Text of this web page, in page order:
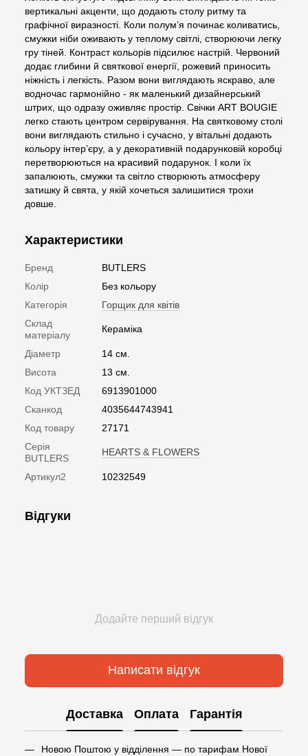
вертикальні акценти, що додають столу ритму та
графічної виразності. Коли полум’я починає коливатись,
смужки ніби оживають у теплому світлі, створюючи легку
гру тіней. Контраст кольорів підсилює настрій. Червоний
додає глибини й святкової енергії, рожевий приносить
ніжність і легкість. Разом вони виглядають яскраво, але
водночас гармонійно - як маленький дизайнерський
штрих, що одразу оживляє простір. Свічки ART BOUGIE
легко стають центром сервірування. На святковому столі
вони виглядають стильно і сучасно, у вітальні додають
кольору інтер’єру, а у декоративній подарунковій коробці
перетворюються на красивий подарунок. І коли їх
запалюють, смужки та світло створюють атмосферу
затишку й свята, у якій хочеться залишитися трохи
довше.
Характеристики
Бренд
BUTLERS
Колір
Без кольору
Категорія
Горщик для квітів
Склад
матеріалу
Кераміка
Діаметр
14 см.
Висота
13 см.
Код УКТЗЕД
6913901000
Сканкод
4035644743941
Код товару
27171
Серія
BUTLERS
HEARTS & FLOWERS
Артикул2 10232549
Відгуки
Додайте перший відгук
Написати відгук
Доставка Оплата Гарантія
Новою Поштою у відділення — по тарифам Нової